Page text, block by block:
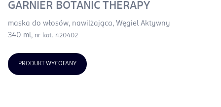
GARNIER BOTANIC THERAPY
maska do włosów, nawilżająca, Węgiel Aktywny
340 ml, nr kat. 420402
PRODUKT WYCOFANY